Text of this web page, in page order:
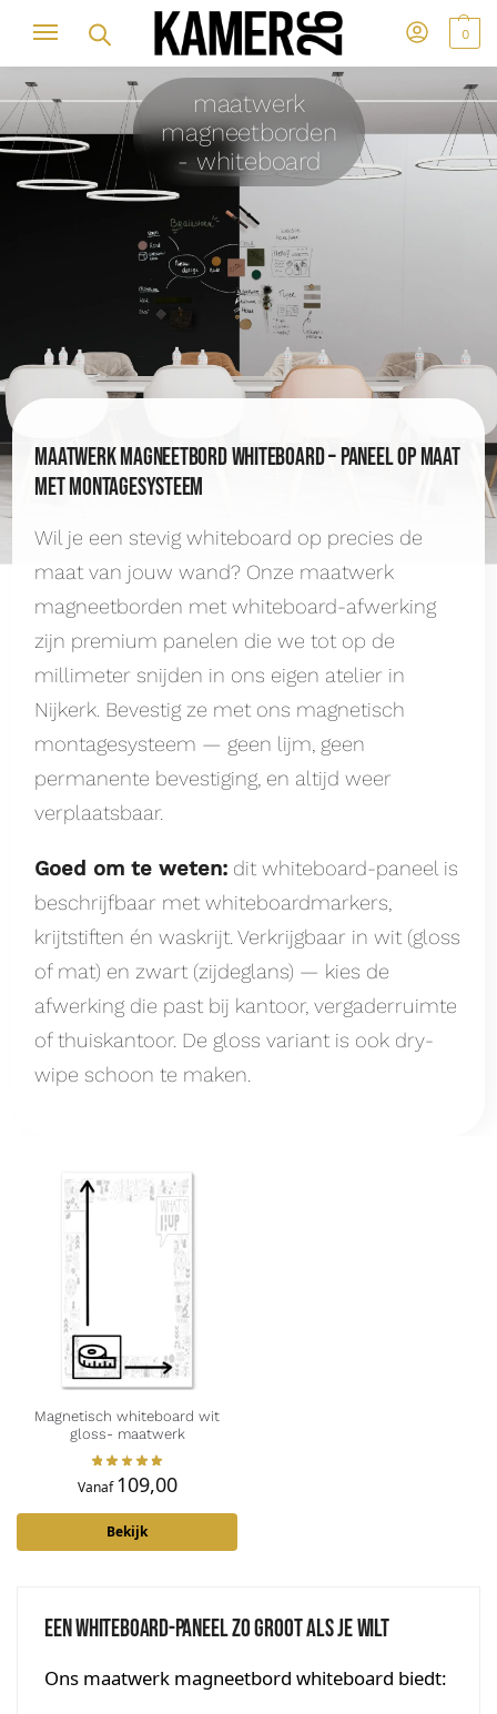
0
maatwerk
magneetborden
- whiteboard
Maatwerk magneetbord whiteboard – paneel op maat
met montagesysteem
Wil je een stevig whiteboard op precies de
maat van jouw wand? Onze maatwerk
magneetborden met whiteboard-afwerking
zijn premium panelen die we tot op de
millimeter snijden in ons eigen atelier in
Nijkerk. Bevestig ze met ons magnetisch
montagesysteem — geen lijm, geen
permanente bevestiging, en altijd weer
verplaatsbaar.
Goed om te weten: dit whiteboard-paneel is
beschrijfbaar met whiteboardmarkers,
krijtstiften én waskrijt. Verkrijgbaar in wit (gloss
of mat) en zwart (zijdeglans) — kies de
afwerking die past bij kantoor, vergaderruimte
of thuiskantoor. De gloss variant is ook dry-
wipe schoon te maken.
Magnetisch whiteboard wit
gloss- maatwerk
Vanaf 109,00
Bekijk
Een whiteboard-paneel zo groot als je wilt
Ons maatwerk magneetbord whiteboard biedt: